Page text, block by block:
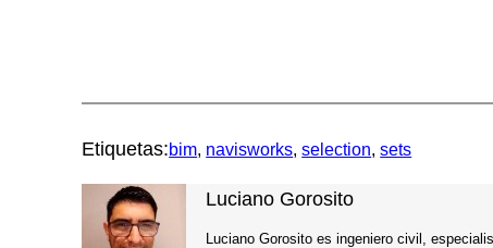
Etiquetas:bim, navisworks, selection, sets
Luciano Gorosito
Luciano Gorosito es ingeniero civil,